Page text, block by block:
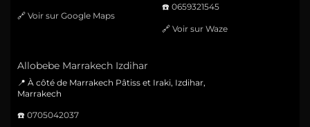
🔗 Voir sur Google Maps
☎️ 0659321545
🔗 Voir sur Waze
Allobebe Marrakech Izdihar
📍 À côté de Marrakech Pâtiss et Iraki, Izdihar,
Marrakech
☎️ 0705042037